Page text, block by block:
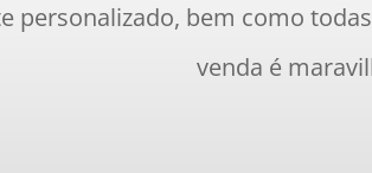
personalizado, bem como
venda é